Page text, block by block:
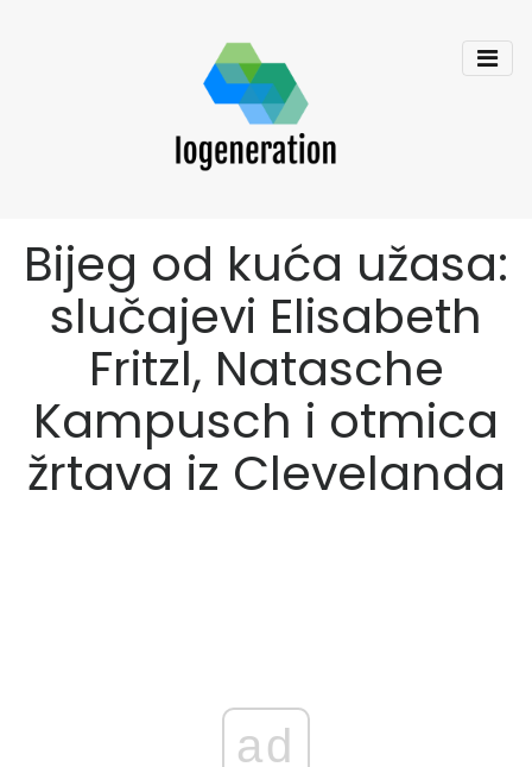
Bijeg od kuća užasa:
slučajevi Elisabeth
Fritzl, Natasche
Kampusch i otmica
žrtava iz Clevelanda
ad